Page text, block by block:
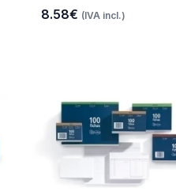
8.58€ (IVA incl.)